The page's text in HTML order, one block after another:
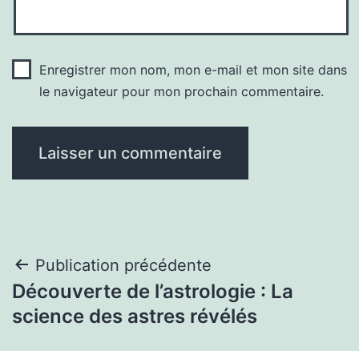
Enregistrer mon nom, mon e-mail et mon site dans
le navigateur pour mon prochain commentaire.
Navigation
de
Publication précédente
Découverte de l’astrologie : La
science des astres révélés